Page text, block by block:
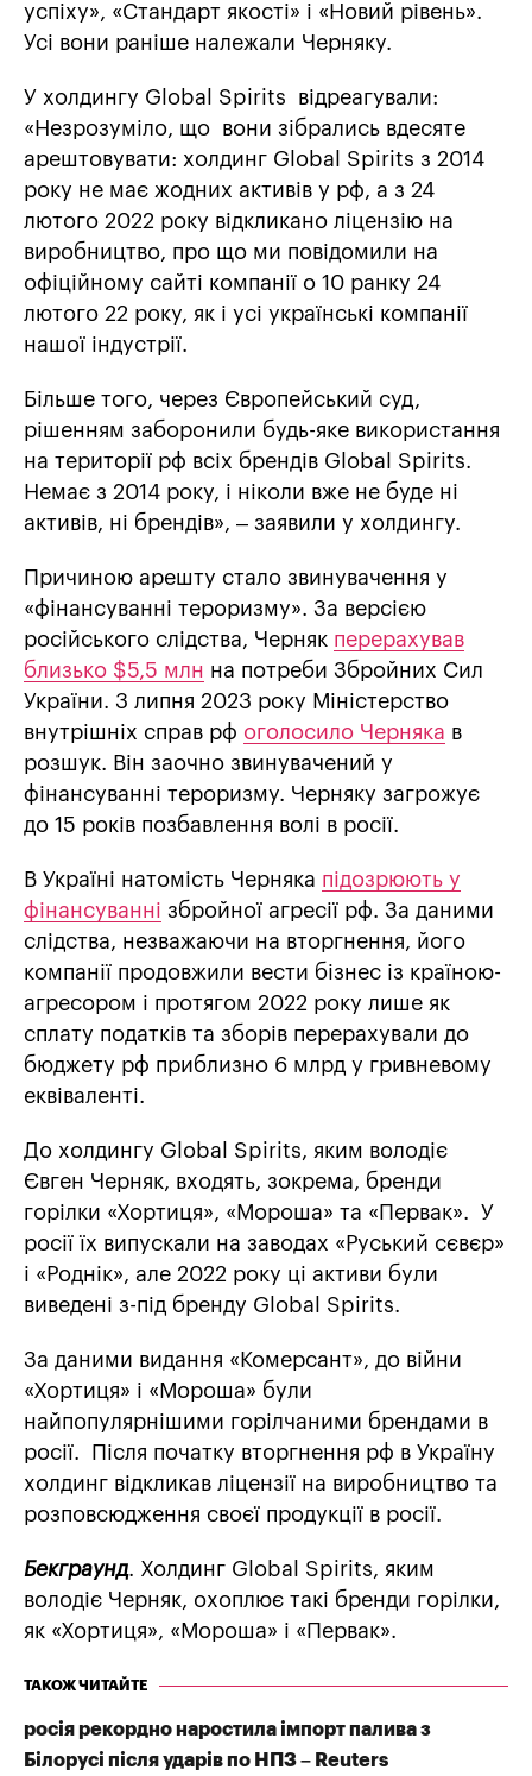
успіху», «Стандарт якості» і «Новий рівень».
Усі вони раніше належали Черняку.
У холдингу Global Spirits відреагували:
«Незрозуміло, що вони зібрались вдесяте
арештовувати: холдинг Global Spirits з 2014
року не має жодних активів у рф, а з 24
лютого 2022 року відкликано ліцензію на
виробництво, про що ми повідомили на
офіційному сайті компанії о 10 ранку 24
лютого 22 року, як і усі українські компанії
нашої індустрії.
Більше того, через Європейський суд,
рішенням заборонили будь-яке використання
на території рф всіх брендів Global Spirits.
Немає з 2014 року, і ніколи вже не буде ні
активів, ні брендів», – заявили у холдингу.
Причиною арешту стало звинувачення у
«фінансуванні тероризму». За версією
російського слідства, Черняк перерахував
близько $5,5 млн на потреби Збройних Сил
України. 3 липня 2023 року Міністерство
внутрішніх справ рф оголосило Черняка в
розшук. Він заочно звинувачений у
фінансуванні тероризму. Черняку загрожує
до 15 років позбавлення волі в росії.
В Україні натомість Черняка підозрюють у
фінансуванні збройної агресії рф. За даними
слідства, незважаючи на вторгнення, його
компанії продовжили вести бізнес із країною-
агресором і протягом 2022 року лише як
сплату податків та зборів перерахували до
бюджету рф приблизно 6 млрд у гривневому
еквіваленті.
До холдингу Global Spirits, яким володіє
Євген Черняк, входять, зокрема, бренди
горілки «Хортиця», «Мороша» та «Первак». У
росії їх випускали на заводах «Руський сєвєр»
і «Роднік», але 2022 року ці активи були
виведені з-під бренду Global Spirits.
За даними видання «Комерсант», до війни
«Хортиця» і «Мороша» були
найпопулярнішими горілчаними брендами в
росії. Після початку вторгнення рф в Україну
холдинг відкликав ліцензії на виробництво та
розповсюдження своєї продукції в росії.
Бекграунд. Холдинг Global Spirits, яким
володіє Черняк, охоплює такі бренди горілки,
як «Хортиця», «Мороша» і «Первак».
ТАКОЖ ЧИТАЙТЕ
росія рекордно наростила імпорт палива з
Білорусі після ударів по НПЗ – Reuters